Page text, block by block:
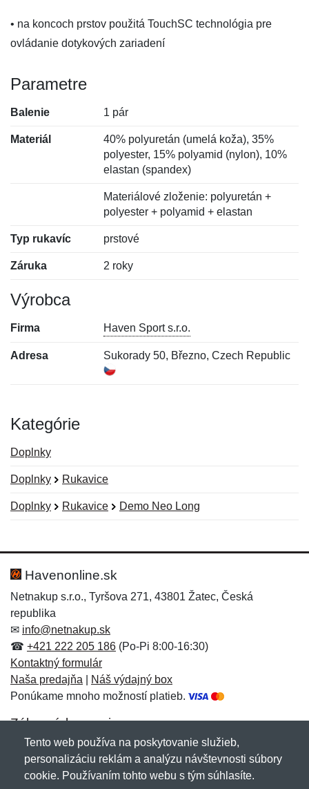
• na koncoch prstov použitá TouchSC technológia pre
ovládanie dotykových zariadení
Parametre
Balenie 1 pár
Materiál
40% polyuretán (umelá koža), 35%
polyester, 15% polyamid (nylon), 10%
elastan (spandex)
Materiálové zloženie: polyuretán +
polyester + polyamid + elastan
Typ rukavíc prstové
Záruka 2 roky
Výrobca
Firma Haven Sport s.r.o.
Adresa Sukorady 50, Březno, Czech Republic
Kategórie
Doplnky
Doplnky Rukavice
Doplnky Rukavice Demo Neo Long
Hodnotenie:
Meno:*
E-mail:
Správa*
Meno:
E-mail:*
Správa*
Havenonline.sk
Netnakup s.r.o., Tyršova 271, 43801 Žatec, Česká
republika
✉ info@netnakup.sk
☎ +421 222 205 186 (Po-Pi 8:00-16:30)
Kontaktný formulár
Naša predajňa
Náš výdajný box
Ponúkame mnoho možností platieb.
Zákaznícky servis
Novinky emailom
Tento web používa na poskytovanie služieb,
personalizáciu reklám a analýzu návštevnosti súbory
cookie. Používaním tohto webu s tým súhlasíte.